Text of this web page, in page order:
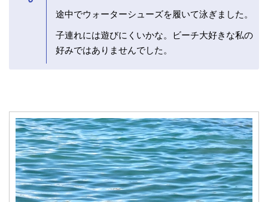
途中でウォーターシューズを履いて泳ぎました。
子連れには遊びにくいかな。ビーチ大好きな私の
好みではありませんでした。